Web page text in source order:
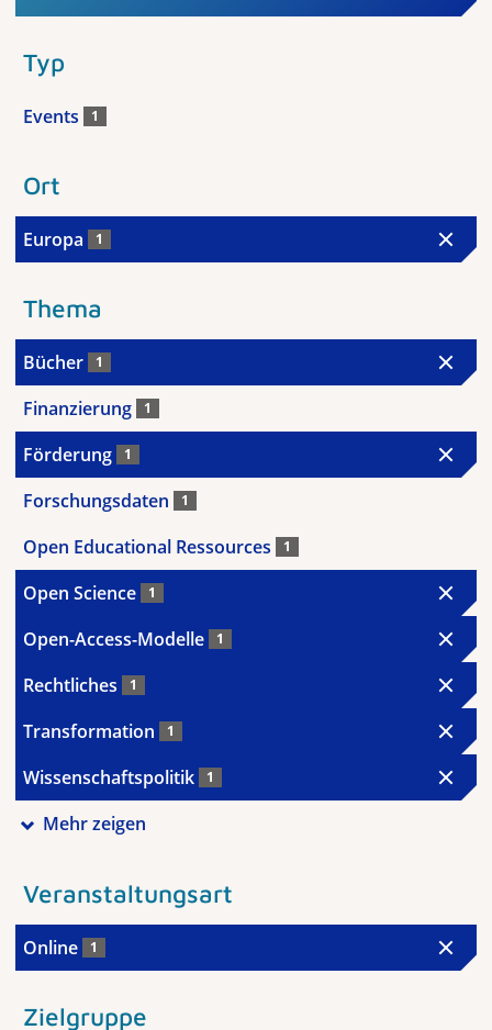
Typ
Events 1
Ort
Europa 1
Thema
Bücher 1
Finanzierung 1
Förderung 1
Forschungsdaten 1
Open Educational Ressources 1
Open Science 1
Open-Access-Modelle 1
Rechtliches 1
Transformation 1
Wissenschaftspolitik 1
Mehr zeigen
Veranstaltungsart
Online 1
Zielgruppe